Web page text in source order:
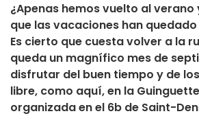
¿Apenas hemos vuelto al
que las vacaciones han
Es cierto que cuesta volver a la
queda un magnífico mes de
disfrutar del buen tiempo y de
libre, como aquí, en la
organizada en el 6b de Saint-